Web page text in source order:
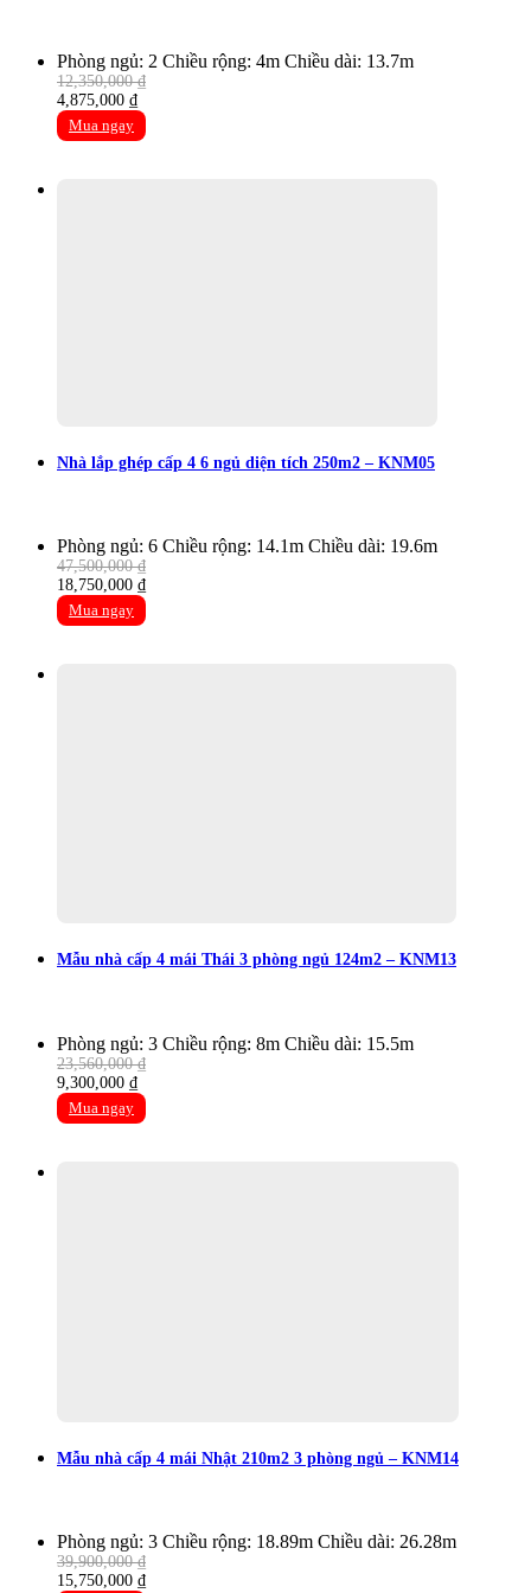
Phòng ngủ: 2 Chiều rộng: 4m Chiều dài: 13.7m
12,350,000₫
Original
price
was:
4,875,000 ₫Current
price
is:
Mua ngay
Nhà lắp ghép cấp 4 6 ngủ diện tích 250m2 – KNM05
Phòng ngủ: 6 Chiều rộng: 14.1m Chiều dài: 19.6m
47,500,000₫
Original
price
was:
18,750,000 ₫Current
price
is:
Mua ngay
Mẫu nhà cấp 4 mái Thái 3 phòng ngủ 124m2 – KNM13
Phòng ngủ: 3 Chiều rộng: 8m Chiều dài: 15.5m
23,560,000₫
Original
price
was:
9,300,000 ₫Current
price
is:
Mua ngay
Mẫu nhà cấp 4 mái Nhật 210m2 3 phòng ngủ – KNM14
Phòng ngủ: 3 Chiều rộng: 18.89m Chiều dài: 26.28m
39,900,000₫
Original
15,750,000 ₫Current